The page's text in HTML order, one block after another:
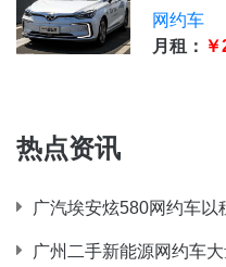
网约车
月租：
热点资讯
广汽埃安炫580网约车以
广州二手新能源网约车